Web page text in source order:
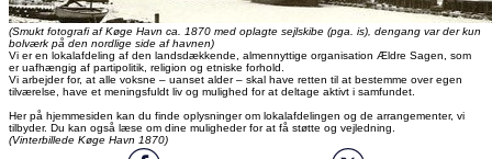
(Smukt fotografi af Køge Havn ca. 1870 med oplagte sejlskibe (pga. is), dengang var der kun
bolværk på den nordlige side af havnen)
Vi er en lokalafdeling af den landsdækkende, almennyttige organisation Ældre Sagen, som
er uafhængig af partipolitik, religion og etniske forhold.
Vi arbejder for, at alle voksne – uanset alder – skal have retten til at bestemme over egen
tilværelse, have et meningsfuldt liv og mulighed for at deltage aktivt i samfundet.
Her på hjemmesiden kan du finde oplysninger om lokalafdelingen og de arrangementer, vi
tilbyder. Du kan også læse om dine muligheder for at få støtte og vejledning.
(Vinterbillede Køge Havn 1870)